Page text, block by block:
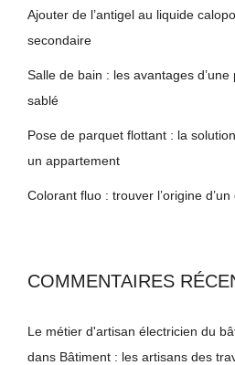
Ajouter de l’antigel au liquide
secondaire
Salle de bain : les avantages
sablé
Pose de parquet flottant : la
un appartement
Colorant fluo : trouver l’origine
COMMENTAIRES
Le métier d'artisan électricien du
dans Bâtiment : les artisans des